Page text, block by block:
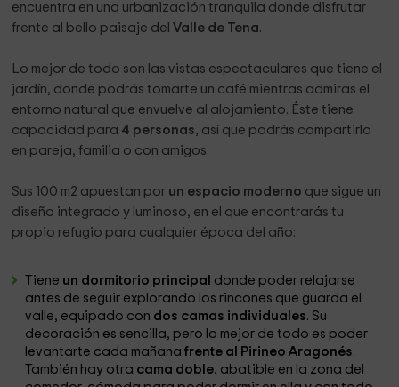
encuentra en una urbanización tranquila donde disfrutar
frente al bello paisaje del Valle de Tena.
Lo mejor de todo son las vistas espectaculares que tiene el
jardín, donde podrás tomarte un café mientras admiras el
entorno natural que envuelve al alojamiento. Éste tiene
capacidad para 4 personas, así que podrás compartirlo
en pareja, familia o con amigos.
Sus 100 m2 apuestan por un espacio moderno que sigue un
diseño integrado y luminoso, en el que encontrarás tu
propio refugio para cualquier época del año:
Tiene un dormitorio principal donde poder relajarse
antes de seguir explorando los rincones que guarda el
valle, equipado con dos camas individuales. Su
decoración es sencilla, pero lo mejor de todo es poder
levantarte cada mañana frente al Pirineo Aragonés.
También hay otra cama doble, abatible en la zona del